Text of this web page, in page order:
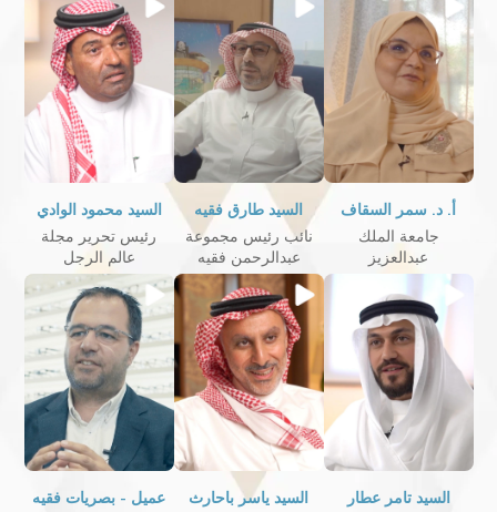
أ. د. سمر السقاف
جامعة الملك
عبدالعزيز
السيد طارق فقيه
نائب رئيس مجموعة
عبدالرحمن فقيه
السيد محمود الوادي
رئيس تحرير مجلة
عالم الرجل
السيد تامر عطار
السيد ياسر باحارث
عميل - بصريات فقيه